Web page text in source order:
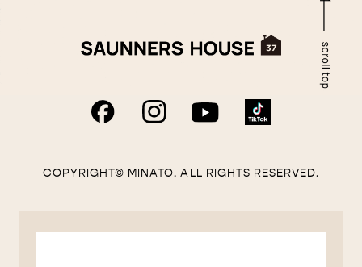
COPYRIGHT© MINATO. ALL RIGHTS RESERVED.